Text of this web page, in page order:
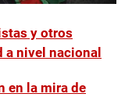
y otros
nivel nacional
en la mira de